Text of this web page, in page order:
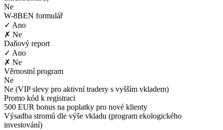
Ne
W-8BEN formulář
✓ Ano
✗ Ne
Daňový report
✓ Ano
✗ Ne
Věrnostní program
Ne
Ne (VIP slevy pro aktivní tradery s vyšším vkladem)
Promo kód k registraci
500 EUR bonus na poplatky pro nové klienty
Výsadba stromů dle výše vkladu (program ekologického
investování)